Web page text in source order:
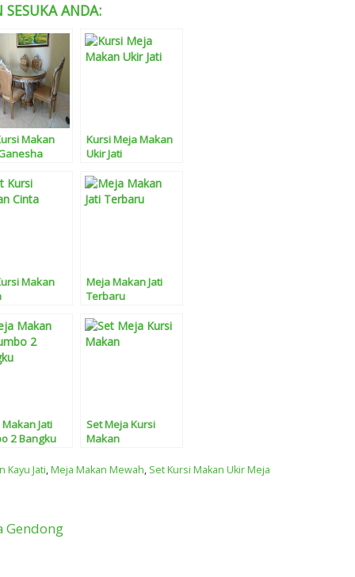
ANDA:
Makan
Kursi Meja Makan
Ukir Jati
Makan
Meja Makan Jati
Terbaru
Jati
2 Bangku
Set Meja Kursi
Makan
Kayu Jati,Meja Makan Mewah, Set Kursi Makan Ukir Meja
Gendong